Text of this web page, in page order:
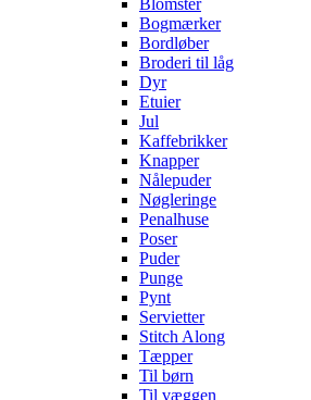
Bogmærker
Bordløber
Broderi til låg
Dyr
Etuier
Jul
Kaffebrikker
Knapper
Nålepuder
Nøgleringe
Penalhuse
Poser
Puder
Punge
Pynt
Servietter
Stitch Along
Tæpper
Til børn
Til væggen